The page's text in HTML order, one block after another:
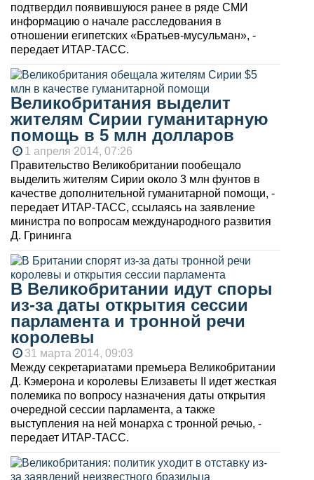
подтвердил появившуюся ранее в ряде СМИ
информацию о начале расследования в
отношении египетских «Братьев-мусульман», -
передает ИТАР-ТАСС.
Великобритания выделит
жителям Сирии гуманитарную
помощь в 5 млн долларов
1 апреля 2014, 07:26
Правительство Великобритании пообещало
выделить жителям Сирии около 3 млн фунтов в
качестве дополнительной гуманитарной помощи, -
передает ИТАР-ТАСС, ссылаясь на заявление
министра по вопросам международного развития
Д. Грининга
В Великобритании идут споры
из-за даты открытия сессии
парламента и тронной речи
королевы
31 марта 2014, 09:03
Между секретариатами премьера Великобритании
Д. Кэмерона и королевы Елизаветы II идет жесткая
полемика по вопросу назначения даты открытия
очередной сессии парламента, а также
выступления на ней монарха с тронной речью, -
передает ИТАР-ТАСС.